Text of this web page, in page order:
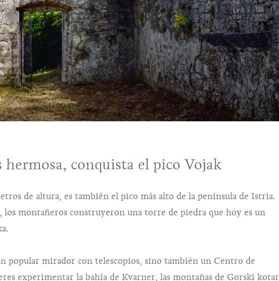
conquista el pico Vojak
de altura, es también el pico más alto de la península de Istria.
los montañeros construyeron una torre de piedra que hoy es un
popular mirador con telescopios, sino también un Centro de
experimentar la bahía de Kvarner, las montañas de Gorski kotar